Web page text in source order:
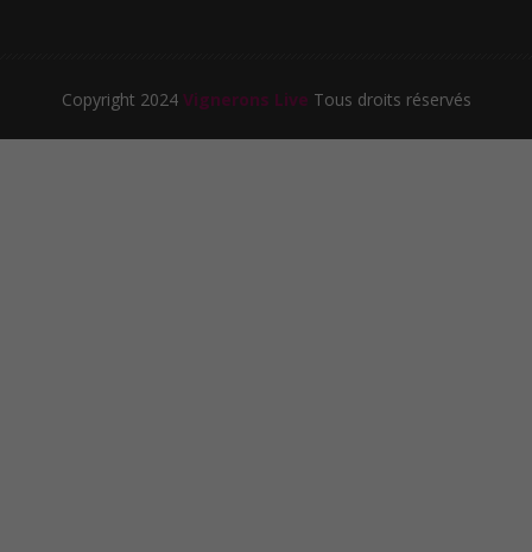
Copyright 2024 Vignerons Live Tous droits réservés